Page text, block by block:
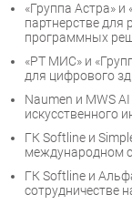
«Группа Астра»
партнерстве для
программных
«РТ МИС» и
для цифрового
Naumen и MWS
искусственного
ГК Softline и
международном
ГК Softline и
сотрудничестве